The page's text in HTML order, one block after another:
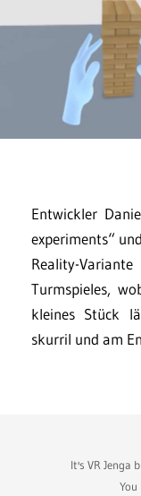
Entwickler
experiments“
Reality-Variante
Turmspieles,
kleines Stück
skurril und am
It's VR Jenga
You